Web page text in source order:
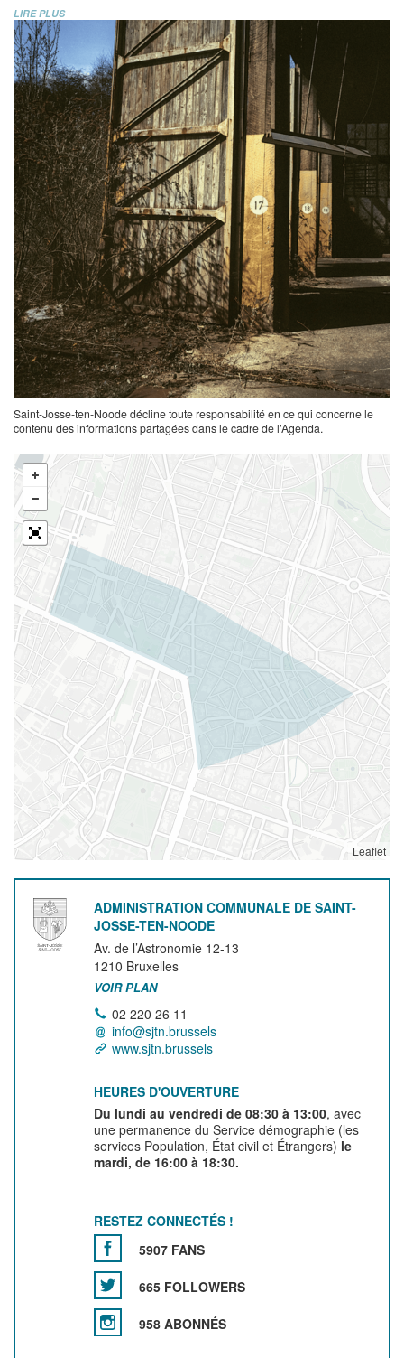
LIRE PLUS
Saint-Josse-ten-Noode décline toute responsabilité en ce qui concerne le
contenu des informations partagées dans le cadre de l’Agenda.
Leaflet
ADMINISTRATION COMMUNALE DE SAINT-
JOSSE-TEN-NOODE
Av. de l’Astronomie 12-13
1210 Bruxelles
VOIR PLAN
02 220 26 11
info@sjtn.brussels
www.sjtn.brussels
HEURES D'OUVERTURE
Du lundi au vendredi de 08:30 à 13:00, avec
une permanence du Service démographie (les
services Population, État civil et Étrangers) le
mardi, de 16:00 à 18:30.
RESTEZ CONNECTÉS !
5907 FANS
665 FOLLOWERS
958 ABONNÉS